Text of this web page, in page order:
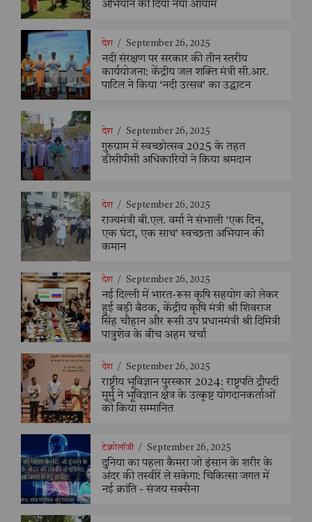
अभियान को दिया नया आयाम
देश / September 26, 2025
नदी संरक्षण पर सरकार की तीन स्तरीय
कार्ययोजना: केंद्रीय जल शक्ति मंत्री सी.आर.
पाटिल ने किया ‘नदी उत्सव’ का उद्घाटन
देश / September 26, 2025
गुरुग्राम में स्वच्छोत्सव 2025 के तहत
डीसीपीसी अधिकारियों ने किया श्रमदान
देश / September 26, 2025
राज्यमंत्री बी.एल. वर्मा ने संभाली ‘एक दिन,
एक घंटा, एक साथ’ स्वच्छता अभियान की
कमान
देश / September 26, 2025
नई दिल्ली में भारत-रूस कृषि सहयोग को लेकर
हुई बड़ी बैठक, केंद्रीय कृषि मंत्री श्री शिवराज
सिंह चौहान और रूसी उप प्रधानमंत्री श्री दिमित्री
पात्रुशेव के बीच अहम चर्चा
देश / September 26, 2025
राष्ट्रीय भूविज्ञान पुरस्कार 2024: राष्ट्रपति द्रौपदी
मुर्मु ने भूविज्ञान क्षेत्र के उत्कृष्ट योगदानकर्ताओं
को किया सम्मानित
टेक्नोलॉजी / September 26, 2025
दुनिया का पहला कैमरा जो इंसान के शरीर के
अंदर की तस्वीरें ले सकेगा: चिकित्सा जगत में
नई क्रांति - संजय सक्सैना